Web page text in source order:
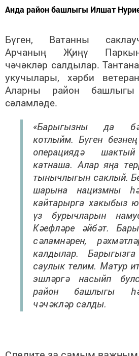
Анда район башлыгы Илшат
Бүген, Ватанны
Арчаның Җиңү
чәчәкләр салдылар.
укучылары, хәрби
Аларны район
сәламләде.
«Барыгызны да
котлыйм. Бүген
операциядә шактый
катнаша. Алар яңа
тынычлыгын саклый.
шарына нацизмны
кайтарырга хакыбыз
үз бурычларын
Кәефләре әйбәт.
сәламнәрен,
калдылар.
саулык телим. Матур
эшләргә насыйп
район башлыгы
чәчәкләр салды.